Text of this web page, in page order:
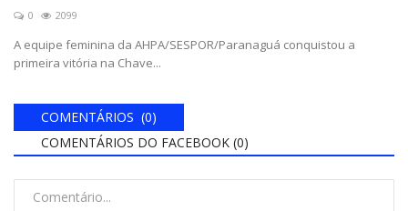
0 2099
A equipe feminina da AHPA/SESPOR/Paranaguá conquistou a
primeira vitória na Chave...
COMENTÁRIOS (0)
COMENTÁRIOS DO FACEBOOK (0)